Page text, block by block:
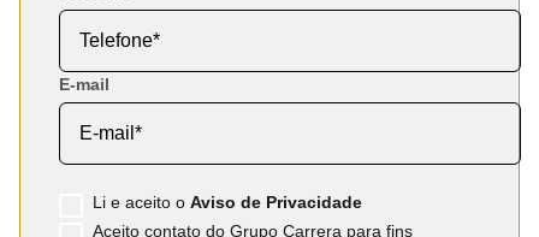
E-mail
Li e aceito o Aviso de Privacidade
Aceito contato do Grupo Carrera para fins